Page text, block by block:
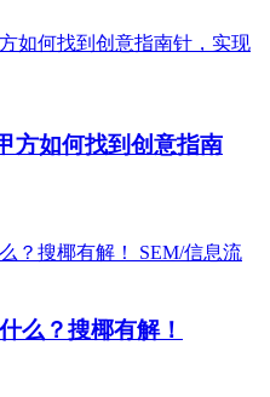
方如何找到创意指南
SEM/信息流
么？搜椰有解！